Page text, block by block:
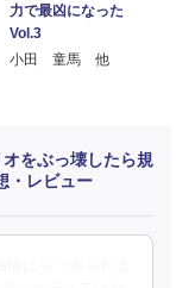
力で最凶になった
Vol.3
小田 童馬 他
オをぶっ壊したら規
・レビュー